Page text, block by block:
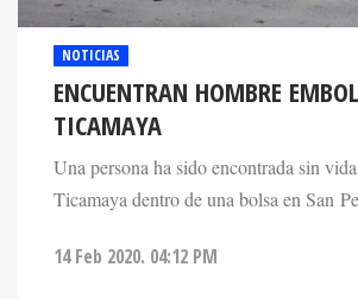
NOTICIAS
ENCUENTRAN HOMBRE
TICAMAYA
Una persona ha sido encontrada sin
Ticamaya dentro de una bolsa en San
14 Feb 2020. 04:12 PM